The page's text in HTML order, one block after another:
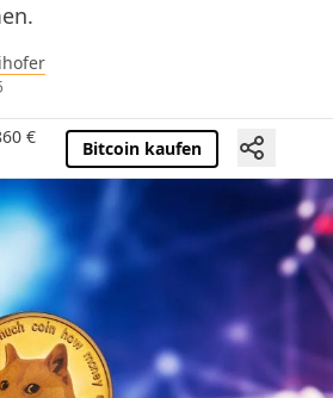
€ Bitcoin kaufen